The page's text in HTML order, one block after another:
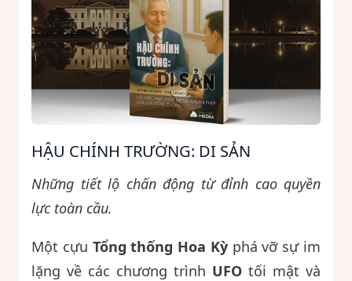
HẬU CHÍNH TRƯỜNG: DI SẢN
Những tiết lộ chấn động từ đỉnh cao quyền
lực toàn cầu.
Một cựu Tổng thống Hoa Kỳphá vỡ sự im
lặng về các chương trình UFO tối mật và